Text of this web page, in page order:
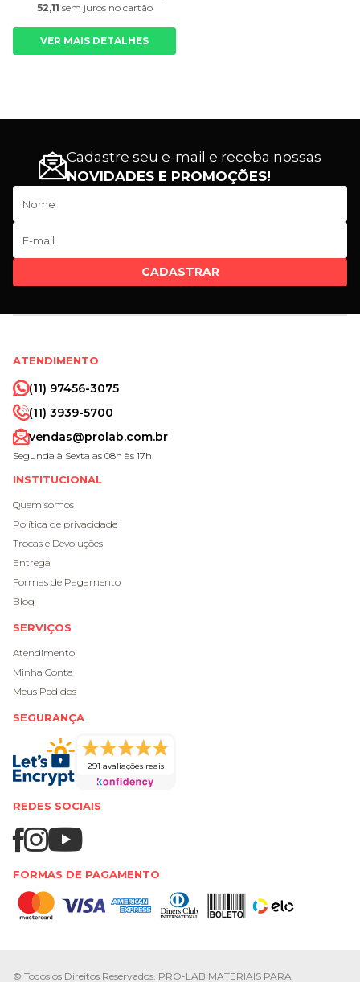
52,11 sem jurosno cartão
VER MAIS DETALHES
Cadastre seu e-mail e receba nossas
NOVIDADES E PROMOÇÕES!
CADASTRAR
ATENDIMENTO
(11) 97456-3075
(11) 3939-5700
vendas@prolab.com.br
Segunda à Sexta as 08h às 17h
INSTITUCIONAL
Quem somos
Política de privacidade
Trocas e Devoluções
Entrega
Formas de Pagamento
Blog
SERVIÇOS
Atendimento
Minha Conta
Meus Pedidos
SEGURANÇA
291 avaliações reais
REDES SOCIAIS
FORMAS DE PAGAMENTO
© Todos os Direitos Reservados. PRO-LAB MATERIAIS PARA